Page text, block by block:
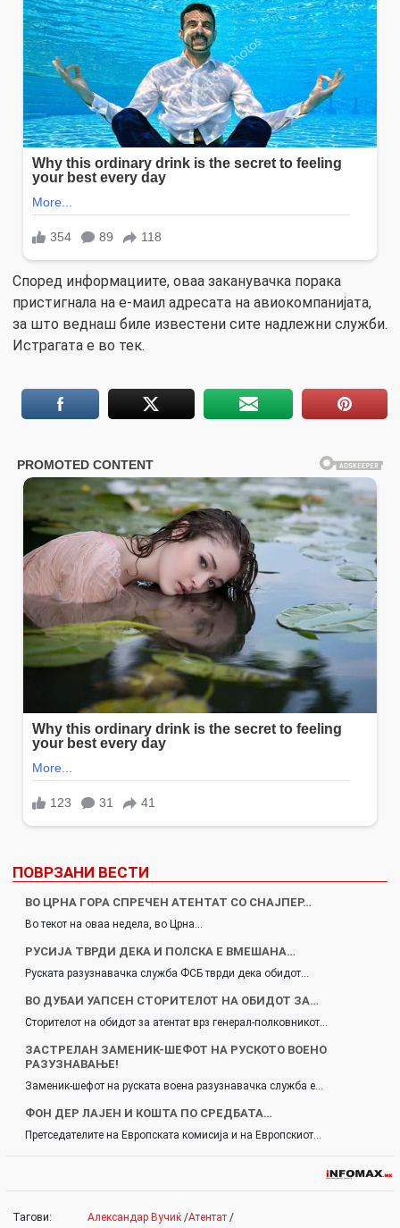
Според информациите, оваа заканувачка порака
пристигнала на е-маил адресата на авиокомпанијата,
за што веднаш биле известени сите надлежни служби.
Истрагата е во тек.
ПОВРЗАНИ ВЕСТИ
ВО ЦРНА ГОРА СПРЕЧЕН АТЕНТАТ СО СНАЈПЕР…
Во текот на оваа недела, во Црна…
РУСИЈА ТВРДИ ДЕКА И ПОЛСКА Е ВМЕШАНА…
Руската разузнавачка служба ФСБ тврди дека обидот…
ВО ДУБАИ УАПСЕН СТОРИТЕЛОТ НА ОБИДОТ ЗА…
Сторителот на обидот за атентат врз генерал-полковникот…
ЗАСТРЕЛАН ЗАМЕНИК-ШЕФОТ НА РУСКОТО ВОЕНО
РАЗУЗНАВАЊЕ!
Заменик-шефот на руската воена разузнавачка служба е…
ФОН ДЕР ЛАЈЕН И КОШТА ПО СРЕДБАТА…
Претседателите на Европската комисија и на Европскиот…
Тагови: Александар Вучиќ /Атентат /